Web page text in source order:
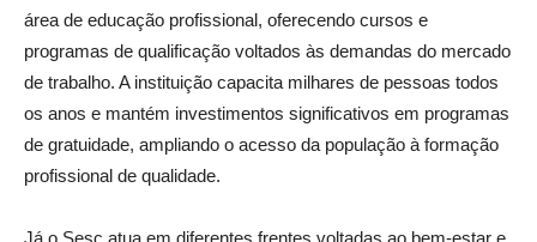
área de educação profissional, oferecendo cursos e
programas de qualificação voltados às demandas do mercado
de trabalho. A instituição capacita milhares de pessoas todos
os anos e mantém investimentos significativos em programas
de gratuidade, ampliando o acesso da população à formação
profissional de qualidade.
Já o Sesc atua em diferentes frentes voltadas ao bem-estar e